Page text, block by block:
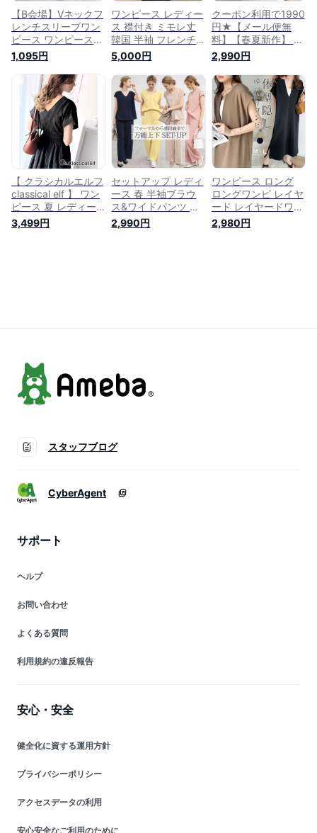
【B会場】Vネックフ
レンチスリーブワン
ピース ワンピース
トップス Vネック Iラ
イン ロング丈 ひざ
下 フレンチスリーブ
スリット 綿100 コッ
トン100 半袖 夏 M L
レディース 30代 40
代 ピエロ
【Pierrot】
1,095円
ワンピース レディー
ス 襟付き ミモレ丈
韓国 半袖 フレンチ
スリーブ 無地 シン
プル きれいめ 夏 大
人 おしゃれ おとな
エレガント カシュク
ール オフィス Vネッ
クストレート タイト
黒
5,000円
クーポン利用で1990
円★【メール便無
料】【春夏新作】 ト
ップス レディース
フレンチスリーブ 春
夏 Vネック カシュク
ール サマーニット
オフィスカジュアル
フォーマル オケージ
ョン きれいめ 上品
韓国 ファッション /
カシュクールフレン
チスリーブトップス
2,990円
【 クラシカルエルフ
classical elf 】 ワン
ピース 夏 レディー
ス きれいめ Vネック
ワンピース ロングワ
3,499円
セットアップ レディ
ース 春 半袖ブラウ
ス&ワイドパンツ 上
下セット きれいめ v
ネック フレンチスリ
2,990円
ワンピース ロング
ロングワンピ レイヤ
ード レイヤードワン
ピース レディース
きれいめ スリット
2,980円
スタッフブログ
CyberAgent
サポート
ヘルプ
お問い合わせ
よくある質問
利用規約の違反報告
安心・安全
健全化に資する運用方針
プライバシーポリシー
アクセスデータの利用
安心安全なご利用のために